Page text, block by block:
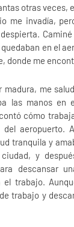
otras veces,
me invadía,
en el
donde me
madura, me
las manos en
cómo
del aeropuerto.
tranquila y
y
descansar
el trabajo.
trabajo y